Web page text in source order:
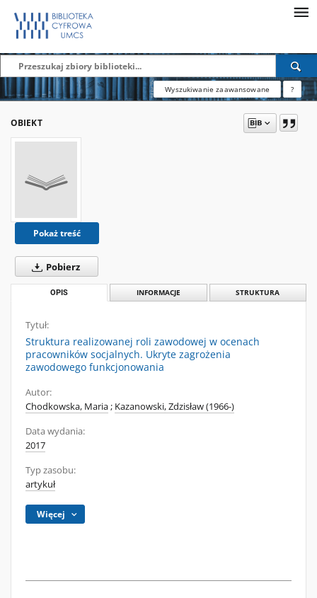
Wyszukiwanie zaawansowane ?
OBIEKT
Pokaż treść
Pobierz
OPIS INFORMACJE STRUKTURA
Tytuł:
Struktura realizowanej roli zawodowej w ocenach
pracowników socjalnych. Ukryte zagrożenia
zawodowego funkcjonowania
Autor:
Chodkowska, Maria; Kazanowski, Zdzisław (1966-)
Data wydania:
2017
Typ zasobu:
artykuł
Więcej